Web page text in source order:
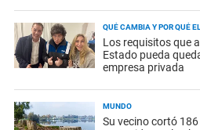
QUÉ CAMBIA Y POR QUÉ
Los requisitos que
Estado pueda
empresa privada
MUNDO
Su vecino cortó